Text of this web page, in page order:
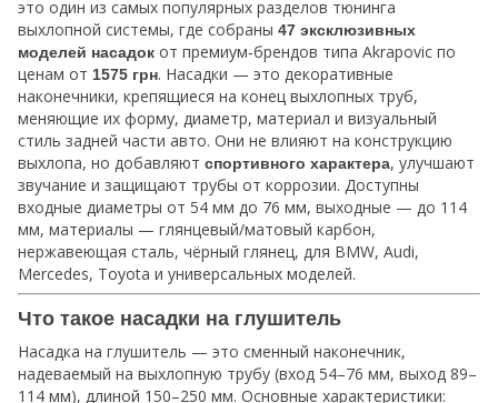
это один из самых популярных разделов тюнинга
выхлопной системы, где собраны 47 эксклюзивных
моделей насадок от премиум‑брендов типа Akrapovic по
ценам от 1575 грн. Насадки — это декоративные
наконечники, крепящиеся на конец выхлопных труб,
меняющие их форму, диаметр, материал и визуальный
стиль задней части авто. Они не влияют на конструкцию
выхлопа, но добавляют спортивного характера, улучшают
звучание и защищают трубы от коррозии. Доступны
входные диаметры от 54 мм до 76 мм, выходные — до 114
мм, материалы — глянцевый/матовый карбон,
нержавеющая сталь, чёрный глянец, для BMW, Audi,
Mercedes, Toyota и универсальных моделей.
Что такое насадки на глушитель
Насадка на глушитель — это сменный наконечник,
надеваемый на выхлопную трубу (вход 54–76 мм, выход 89–
114 мм), длиной 150–250 мм. Основные характеристики: